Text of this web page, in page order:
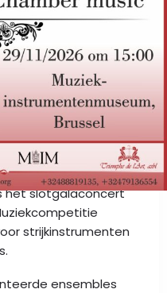
11e Internationale
de l’Art
uitzonderlijke middag
het slotgalaconcert
strijkinstrumenten
ensembles